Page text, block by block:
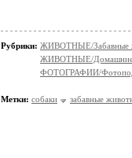
Рубрики: ЖИВОТНЫЕ/Забавные
ЖИВОТНЫЕ/Домашние
ФОТОГРАФИИ/
Метки: собаки забавные